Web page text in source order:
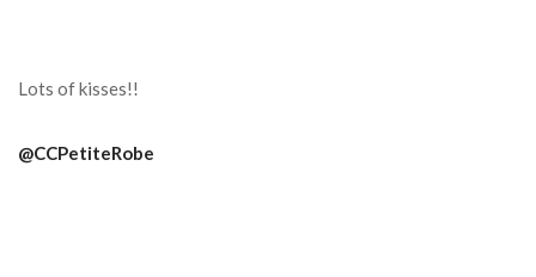
Lots of kisses!!
@CCPetiteRobe